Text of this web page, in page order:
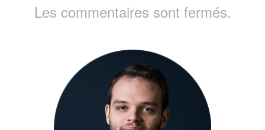
Les commentaires sont fermés.